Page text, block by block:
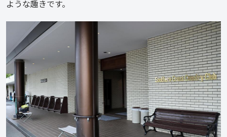
ような趣きです。